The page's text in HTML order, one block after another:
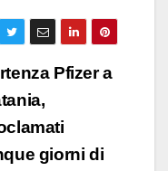
Pfizer a
giorni di